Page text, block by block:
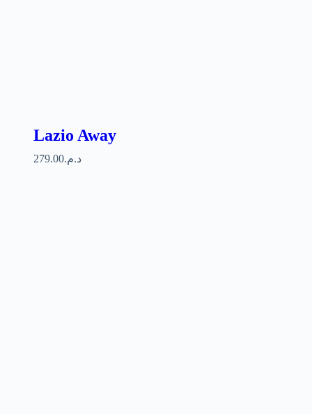
Lazio Away
د.م.279.00